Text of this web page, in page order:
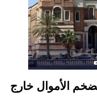
لماذا تتضخم الأموال خارج